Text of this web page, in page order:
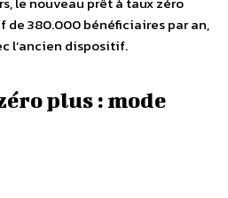
de 380.000 bénéficiaires par an,
l’ancien dispositif.
plus : mode